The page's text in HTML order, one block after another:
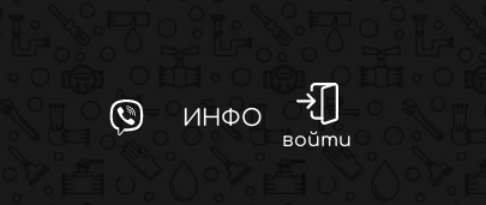
ИНФО
войти